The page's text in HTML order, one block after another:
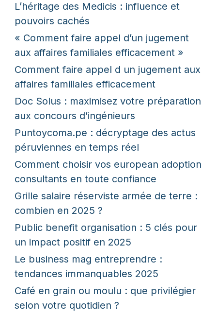
L’héritage des Medicis : influence et
pouvoirs cachés
« Comment faire appel d’un jugement
aux affaires familiales efficacement »
Comment faire appel d un jugement aux
affaires familiales efficacement
Doc Solus : maximisez votre préparation
aux concours d’ingénieurs
Puntoycoma.pe : décryptage des actus
péruviennes en temps réel
Comment choisir vos european adoption
consultants en toute confiance
Grille salaire réserviste armée de terre :
combien en 2025 ?
Public benefit organisation : 5 clés pour
un impact positif en 2025
Le business mag entreprendre :
tendances immanquables 2025
Café en grain ou moulu : que privilégier
selon votre quotidien ?